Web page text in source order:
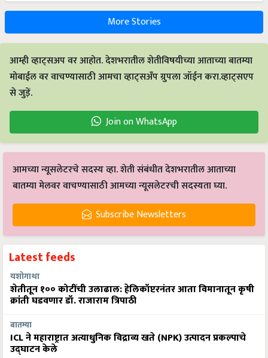
More Stories
आम्ही व्हाट्सअप वर आहोत. देशभरातील शेतीविषयीच्या आताच्या बातम्या
मोबाईल वर वाचण्यासाठी आमचा व्हाट्सअँप ग्रुपला जॉईन करा.व्हाट्सएप
से जुड़ें.
Join on WhatsApp
आमच्या न्यूसलेटरचे सदस्य व्हा. शेती संबंधीत देशभरातील आताच्या
बातम्या मेलवर वाचण्यासाठी आमच्या न्यूसलेटरची सदस्यता घ्या.
Subscribe Newsletters
Latest feeds
यशोगाथा
शेतीतून १०० कोटींची उलाढाल: हेलिकॉप्टरनंतर आता विमानातून कृषी
क्रांती घडवणार डॉ. राजाराम त्रिपाठी
बातम्या
ICL ने महाराष्ट्रात अत्याधुनिक विद्राव्य खते (NPK) उत्पादन प्रकल्पाचे
उद्घाटन केले